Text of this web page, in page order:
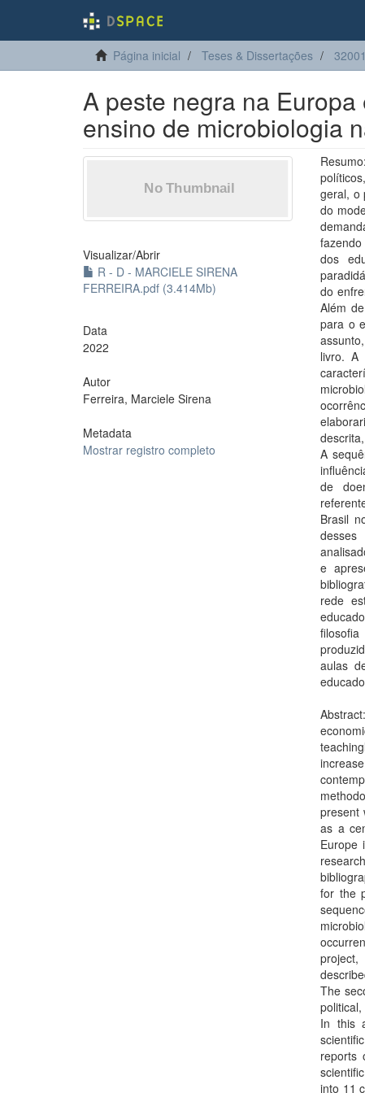
Página inicial Teses & Dissertações
A peste negra na
ensino de microbiologia
Visualizar/Abrir
R - D - MARCIELE SIRENA
FERREIRA.pdf (3.414Mb)
Data
2022
Autor
Ferreira, Marciele Sirena
Metadata
Mostrar registro completo
geral, o
do
dos
do
Além
para o
livro. A
A
de
Brasil
e
rede
aulas
present
as a
Europe
for the
The
In this
reports
into 11